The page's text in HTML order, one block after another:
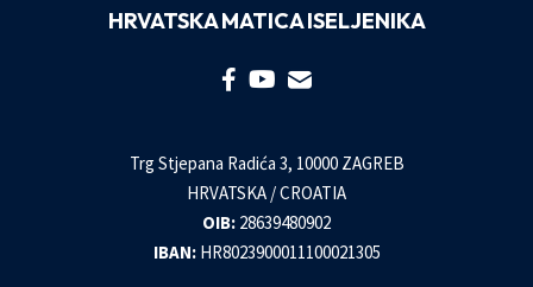
HRVATSKA MATICA ISELJENIKA
Trg Stjepana Radića 3, 10000 ZAGREB
HRVATSKA / CROATIA
OIB: 28639480902
IBAN: HR8023900011100021305